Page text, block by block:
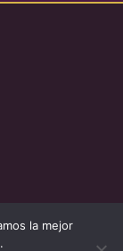
la mejor